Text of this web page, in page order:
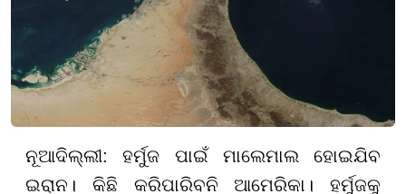
ନୂଆଦିଲ୍ଲୀ: ହର୍ମୁଜ ପାଇଁ ମାଲେମାଲ ହୋଇଯିବ
ଇରାନ। କିଛି କରିପାରିବନି ଆମେରିକା। ହର୍ମୁଜକୁ